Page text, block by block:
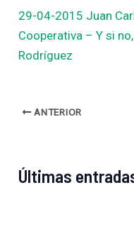
29-04-2015 Juan
Cooperativa – Y si
Rodríguez
ANTERIOR
Últimas